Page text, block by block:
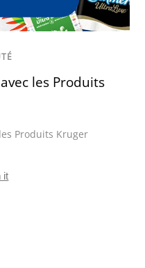
les Produits
Produits Kruger
it